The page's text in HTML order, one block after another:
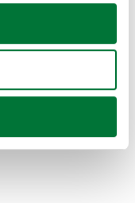
geográfica
activamente
(huellas
se procesan sus